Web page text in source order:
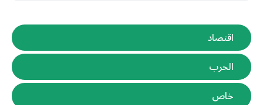
اقتصاد
الحرب
خاص